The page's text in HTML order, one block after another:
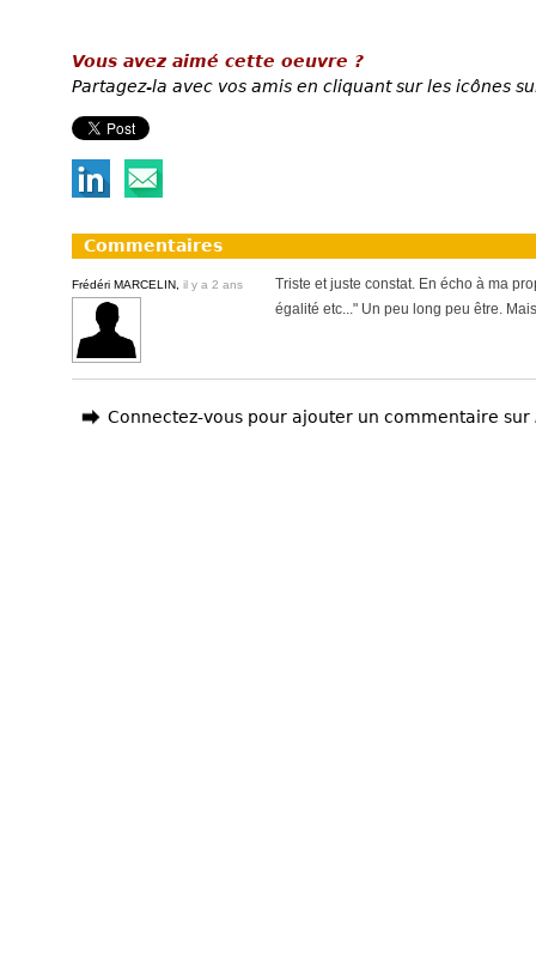
Vous avez aimé cette oeuvre ?
Partagez-la avec vos amis en cliquant sur les icônes
Commentaires
Frédéri MARCELIN, il y a 2 ans
Triste et juste constat. En écho à ma
égalité etc..." Un peu long peu être.
Connectez-vous pour ajouter un commentaire sur